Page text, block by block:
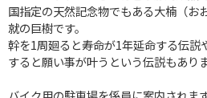
国指定の天然記念物でもある大楠（お
就の巨樹です。
幹を1周廻ると寿命が1年延命する伝説
すると願い事が叶うという伝説もありま